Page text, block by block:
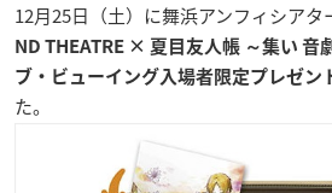
12月25日（土）に舞浜アンフィシア
ND THEATRE × 夏目友人帳 ～集い 音
ブ・ビューイング入場者限定プレゼン
た。